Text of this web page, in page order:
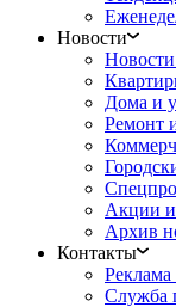
Новости
Дома и
Ремонт
Акции
Архив
Контакты
Реклама
Служба